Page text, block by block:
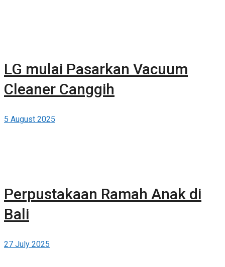
LG mulai Pasarkan Vacuum
Cleaner Canggih
5 August 2025
Perpustakaan Ramah Anak di
Bali
27 July 2025